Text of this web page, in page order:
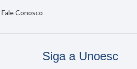
Fale Conosco
Siga a Unoesc